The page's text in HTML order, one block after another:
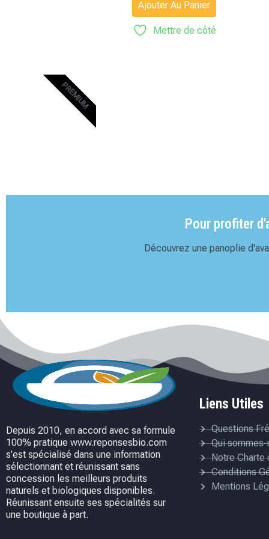
sur 5
Ajouter Au Panier
Mettre de côté
Pour profiter
Découvrez une panoplie
PREMIUM
Depuis 2010, en accord avec sa formule
100% pratique www.reponsesbio.com
s’est spécialisé dans une information
sélectionnant et réunissant sans
concession les meilleurs produits
naturels et biologiques disponibles.
Réunissant ensuite ses spécialités sur
une boutique à part.
Liens Utiles
Questions
Qui sommes-
Notre Charte
Conditions
Mentions